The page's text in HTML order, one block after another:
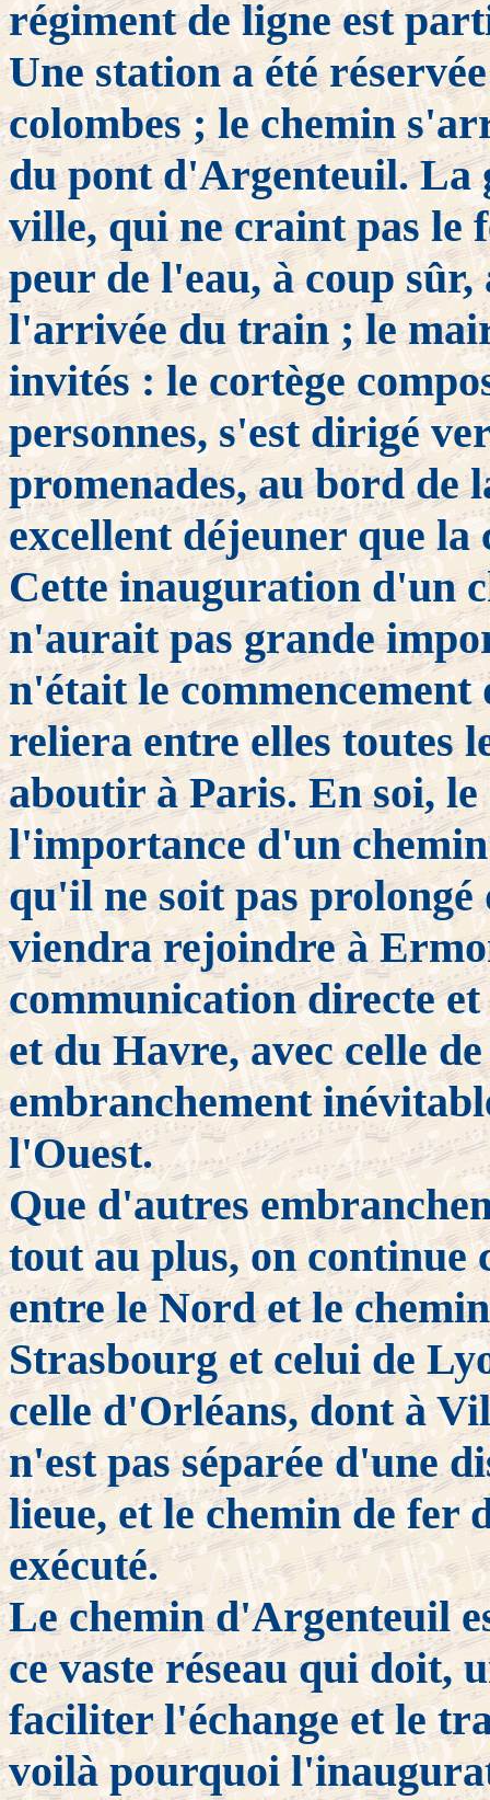
régiment de ligne est
Une station a été
colombes ; le chemin
du pont d'Argenteuil. La
ville, qui ne craint pas le
peur de l'eau, à coup
l'arrivée du train ; le
invités : le cortège
personnes, s'est dirigé
promenades, au bord de
excellent déjeuner que
Cette inauguration d'un
n'aurait pas grande
n'était le
reliera entre elles toutes
aboutir à Paris. En soi,
l'importance d'un
qu'il ne soit pas
viendra rejoindre à
communication directe
et du Havre, avec celle
embranchement
l'Ouest.
Que d'autres
tout au plus, on continue
entre le Nord et le
Strasbourg et celui de
celle d'Orléans, dont à
n'est pas séparée d'une
lieue, et le chemin de fer
exécuté.
Le chemin d'Argenteuil
ce vaste réseau qui doit,
faciliter l'échange et le
voilà pourquoi